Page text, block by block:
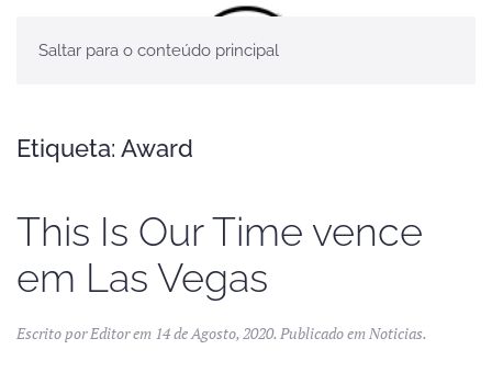
Saltar para o conteúdo principal
Etiqueta: Award
This Is Our Time vence
em Las Vegas
Escrito porEditorem 14 de Agosto, 2020. Publicado emNoticias.